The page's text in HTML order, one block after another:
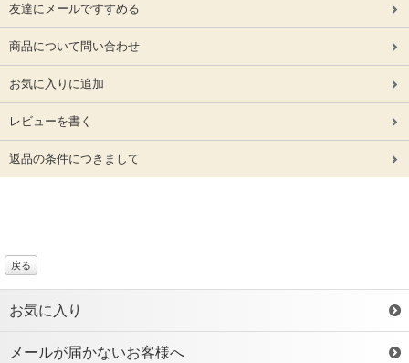
友達にメールですすめる
商品について問い合わせ
お気に入りに追加
レビューを書く
返品の条件につきまして
戻る
お気に入り
メールが届かないお客様へ